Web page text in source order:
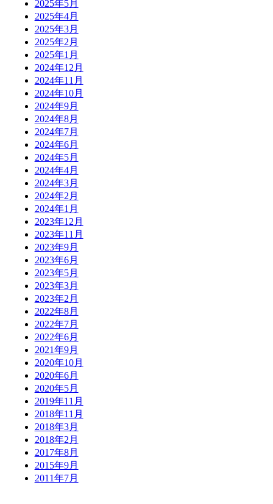
2025年5月
2025年4月
2025年3月
2025年2月
2025年1月
2024年12月
2024年11月
2024年10月
2024年9月
2024年8月
2024年7月
2024年6月
2024年5月
2024年4月
2024年3月
2024年2月
2024年1月
2023年12月
2023年11月
2023年9月
2023年6月
2023年5月
2023年3月
2023年2月
2022年8月
2022年7月
2022年6月
2021年9月
2020年10月
2020年6月
2020年5月
2019年11月
2018年11月
2018年3月
2018年2月
2017年8月
2015年9月
2011年7月